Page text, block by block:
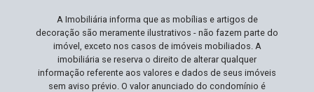
A Imobiliária informa que as mobílias e artigos de
decoração são meramente ilustrativos - não fazem parte do
imóvel, exceto nos casos de imóveis mobiliados. A
imobiliária se reserva o direito de alterar qualquer
informação referente aos valores e dados de seus imóveis
sem aviso prévio. O valor anunciado do condomínio é